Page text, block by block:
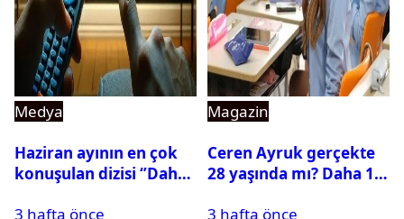
Medya
Haziran ayının en çok
konuşulan dizisi ‘’Daha
3 hafta önce
Magazin
Ceren Ayruk gerçekte
28 yaşında mı? Daha 17
3 hafta önce